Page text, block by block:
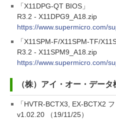
「X11DPG-QT BIOS」
R3.2 - X11DPG9_A18.zip
https://www.supermicro.com/
「X11SPM-F/X11SPM-TF/
R3.2 - X11SPM9_A18.zip
https://www.supermicro.com/
（株）アイ・オー・データ
「HVTR-BCTX3, EX-BCTX2 フ
v1.02.20 （19/11/25）